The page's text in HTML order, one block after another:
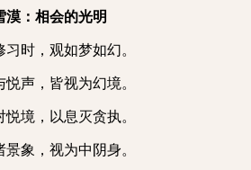
漠：相会的光明
习时，观如梦如幻。
悦声，皆视为幻境。
悦境，以息灭贪执。
景象，视为中阴身。